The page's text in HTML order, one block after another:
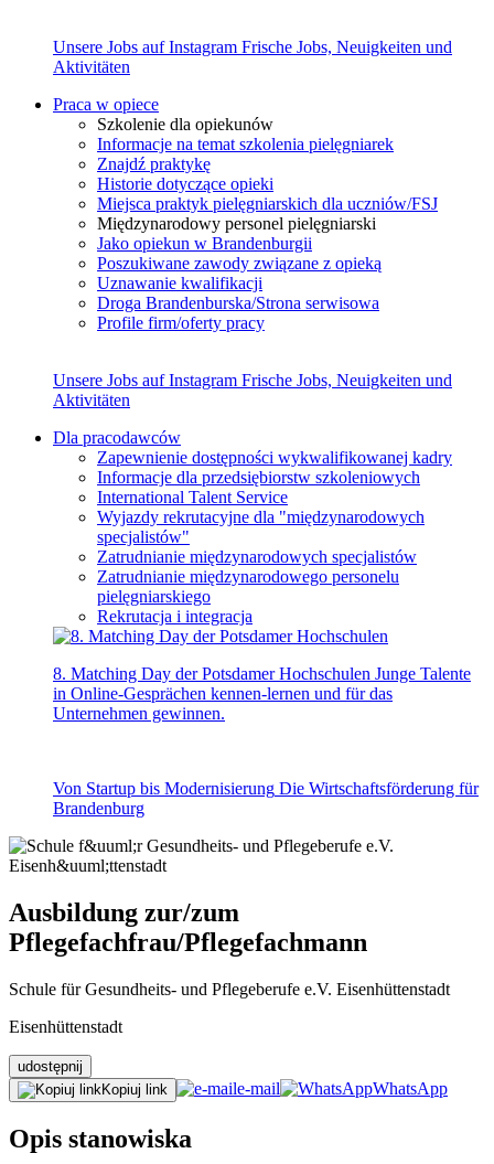
Unsere Jobs auf Instagram Frische Jobs, Neuigkeiten und
Aktivitäten
Praca w opiece
Szkolenie dla opiekunów
Informacje na temat szkolenia pielęgniarek
Znajdź praktykę
Historie dotyczące opieki
Miejsca praktyk pielęgniarskich dla uczniów/FSJ
Międzynarodowy personel pielęgniarski
Jako opiekun w Brandenburgii
Poszukiwane zawody związane z opieką
Uznawanie kwalifikacji
Droga Brandenburska/Strona serwisowa
Profile firm/oferty pracy
Unsere Jobs auf Instagram Frische Jobs, Neuigkeiten und
Aktivitäten
Dla pracodawców
Zapewnienie dostępności wykwalifikowanej kadry
Informacje dla przedsiębiorstw szkoleniowych
International Talent Service
Wyjazdy rekrutacyjne dla "międzynarodowych
specjalistów"
Zatrudnianie międzynarodowych specjalistów
Zatrudnianie międzynarodowego personelu
pielęgniarskiego
Rekrutacja i integracja
8. Matching Day der Potsdamer Hochschulen Junge Talente
in Online-Gesprächen kennen-lernen und für das
Unternehmen gewinnen.
Von Startup bis Modernisierung Die Wirtschaftsförderung für
Brandenburg
Ausbildung zur/zum
Pflegefachfrau/Pflegefachmann
Schule für Gesundheits- und Pflegeberufe e.V. Eisenhüttenstadt
Eisenhüttenstadt
udostępnij
Kopiuj link
e-mail WhatsApp
Opis stanowiska